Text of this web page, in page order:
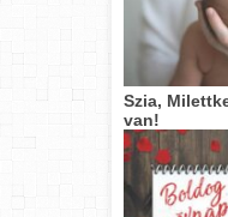
Szia,
van!